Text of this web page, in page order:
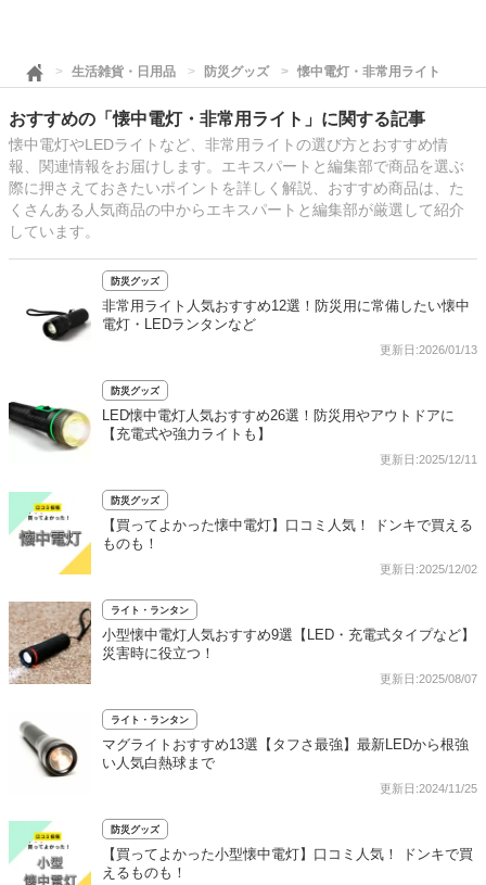
生活雑貨・日用品 防災グッズ 懐中電灯・非常用ライト
おすすめの「懐中電灯・非常用ライト」に関する記事
懐中電灯やLEDライトなど、非常用ライトの選び方とおすすめ情
報、関連情報をお届けします。エキスパートと編集部で商品を選ぶ
際に押さえておきたいポイントを詳しく解説、おすすめ商品は、た
くさんある人気商品の中からエキスパートと編集部が厳選して紹介
しています。
防災グッズ
非常用ライト人気おすすめ12選！防災用に常備したい懐中
電灯・LEDランタンなど
更新日:2026/01/13
防災グッズ
LED懐中電灯人気おすすめ26選！防災用やアウトドアに
【充電式や強力ライトも】
更新日:2025/12/11
防災グッズ
【買ってよかった懐中電灯】口コミ人気！ ドンキで買える
ものも！
更新日:2025/12/02
ライト・ランタン
小型懐中電灯人気おすすめ9選【LED・充電式タイプなど】
災害時に役立つ！
更新日:2025/08/07
ライト・ランタン
マグライトおすすめ13選【タフさ最強】最新LEDから根強
い人気白熱球まで
更新日:2024/11/25
防災グッズ
【買ってよかった小型懐中電灯】口コミ人気！ ドンキで買
えるものも！